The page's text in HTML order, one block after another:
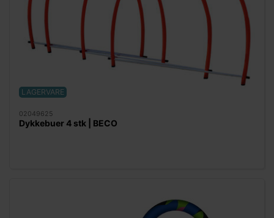
LAGERVARE
02049625
Dykkebuer 4 stk | BECO